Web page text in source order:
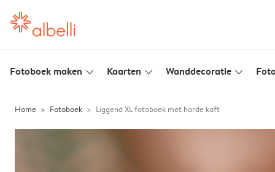
Fotoboek maken slim_arrow_down Kaarten slim_arrow_down Wanddecoratie slim_arrow_down
Home Fotoboek Liggend XL fotoboek met harde kaft